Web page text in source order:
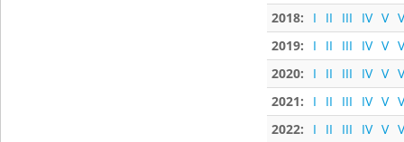
2018:
I II III IV V
2019:
I II III IV V
2020:
I II III IV V
2021:
I II III IV V
2022:
I II III IV V